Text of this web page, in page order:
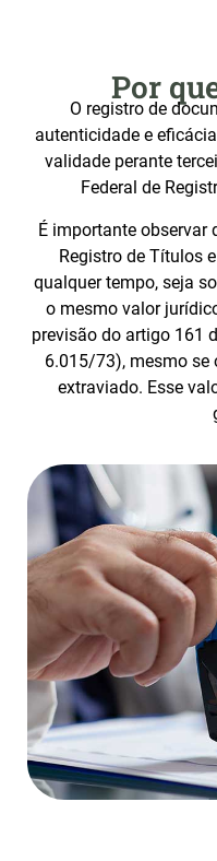
Por
O registro de
autenticidade e
validade perante
Federal de
É importante observar
Registro de Títulos
qualquer tempo, seja
o mesmo valor
previsão do artigo 161
6.015/73), mesmo se
extraviado. Esse